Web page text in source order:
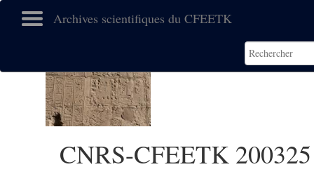
Archives scientifiques du CFEETK
CNRS-CFEETK 200325